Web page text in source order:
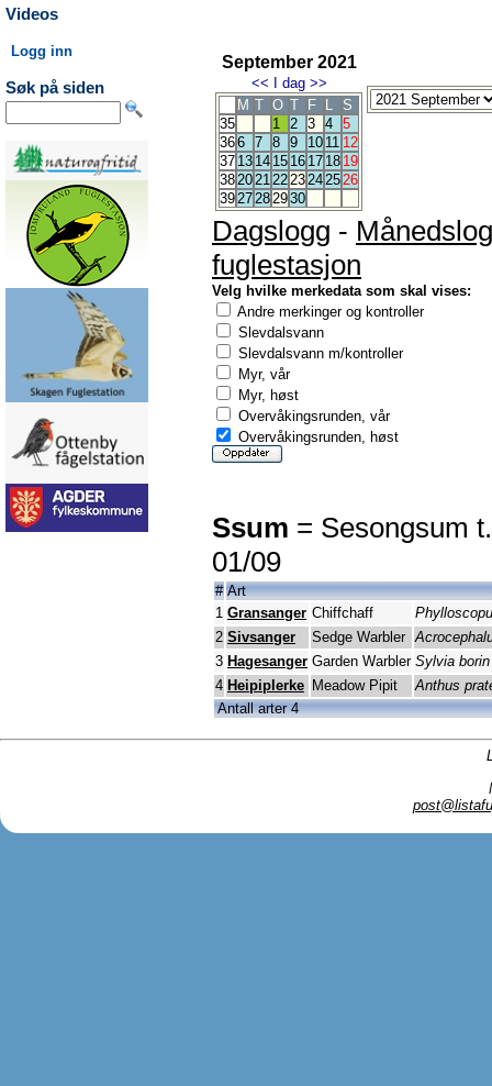
Videos
Logg inn
Søk på siden
September 2021
<< I dag >>
M T O T F L
S
35
1 2 3 4 5
366 7 8 9 10 11 12
37 13 14 15 16 17 18 19
3820212223242526
3927282930
Dagslogg -
fuglestasjon
Velg hvilke merkedata som skal vises:
Andre merkinger og kontroller
Slevdalsvann
Slevdalsvann m/kontroller
Myr, vår
Myr, høst
Overvåkingsrunden, vår
Overvåkingsrunden, høst
Ssum = Sesongsum
01/09
# Art
1 Gransanger Chiffchaff
2 Sivsanger Sedge Warbler
3 Hagesanger Garden Warbler Sylvia borin
4 Heipiplerke Meadow Pipit
Anthus
Antall arter 4